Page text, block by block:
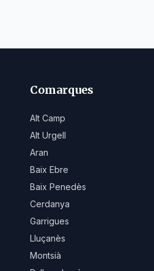
Comarques
Alt Camp
Alt Urgell
Aran
Baix Ebre
Baix Penedès
Cerdanya
Garrigues
Lluçanès
Montsià